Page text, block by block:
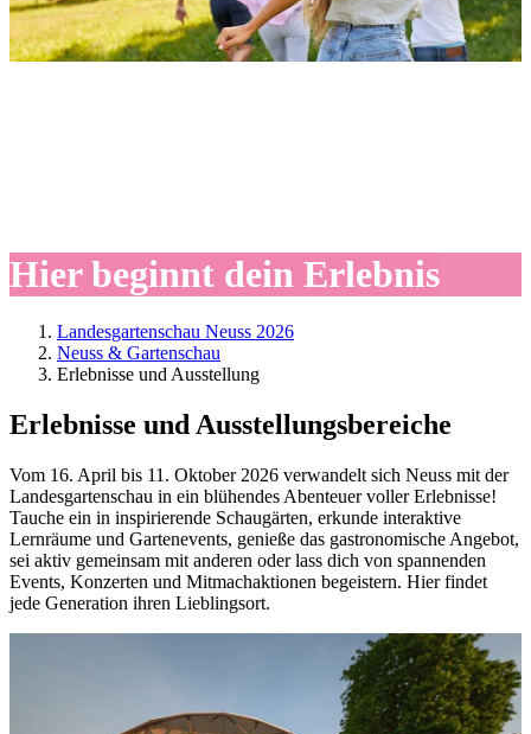
Hier beginnt dein Erlebnis
Landesgartenschau Neuss 2026
Neuss & Gartenschau
Erlebnisse und Ausstellung
Erlebnisse und Ausstellungsbereiche
Vom 16. April bis 11. Oktober 2026 verwandelt sich Neuss mit der
Landesgartenschau in ein blühendes Abenteuer voller Erlebnisse!
Tauche ein in inspirierende Schaugärten, erkunde interaktive
Lernräume und Gartenevents, genieße das gastronomische Angebot,
sei aktiv gemeinsam mit anderen oder lass dich von spannenden
Events, Konzerten und Mitmachaktionen begeistern. Hier findet
jede Generation ihren Lieblingsort.